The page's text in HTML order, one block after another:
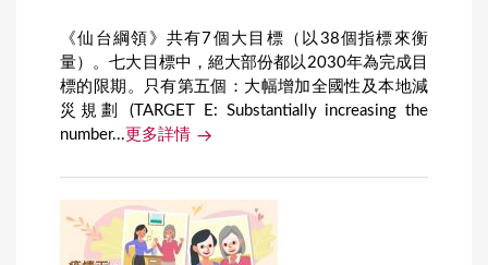
《仙台綱領》共有7個大目標（以38個指標來衡
量）。七大目標中，絕大部份都以2030年為完成目
標的限期。只有第五個：大幅增加全國性及本地減
災規劃 (TARGET E: Substantially increasing the
number... 更多詳情